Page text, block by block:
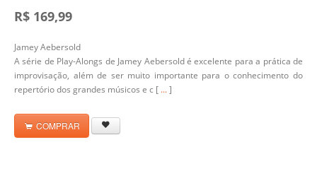
R$ 169,99
Jamey Aebersold
A série de Play-Alongs de Jamey Aebersold é excelente para a prática de
improvisação, além de ser muito importante para o conhecimento do
repertório dos grandes músicos e c [ ...]
COMPRAR